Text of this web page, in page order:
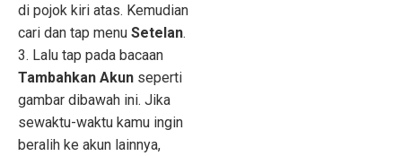
di pojok kiri atas. Kemudian
cari dan tap menu Setelan.
3. Lalu tap pada bacaan
Tambahkan Akun seperti
gambar dibawah ini. Jika
sewaktu-waktu kamu ingin
beralih ke akun lainnya,